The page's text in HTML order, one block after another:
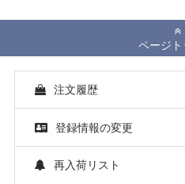
ページ
注文履歴
登録情報の変更
再入荷リスト